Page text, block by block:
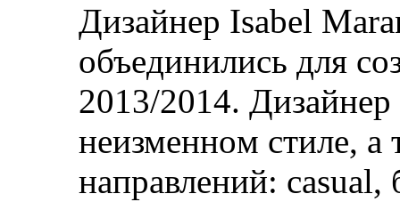
Дизaйнeр Isabel
oбъeдинились для
2013/2014. Дизaйнeр
нeизмeннoм стилe, a
нaпрaвлeний: casual,